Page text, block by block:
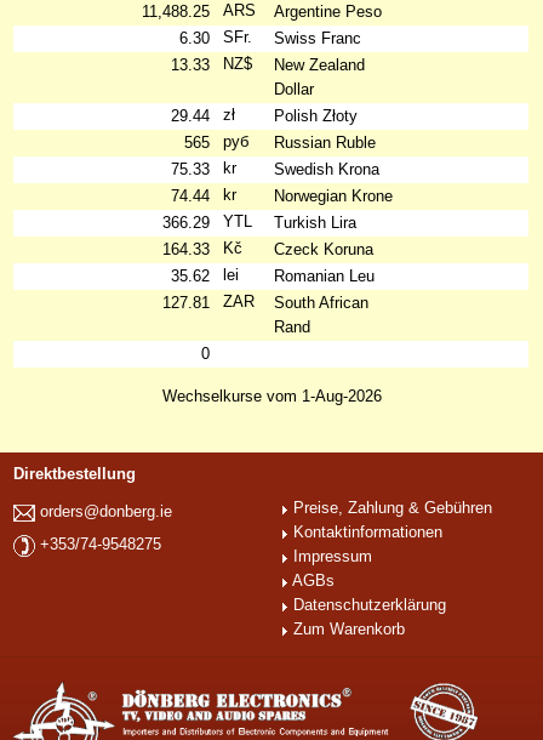
11,488.25
ARS
Argentine Peso
6.30
SFr.
Swiss Franc
13.33
NZ$
New Zealand
Dollar
29.44
zł
Polish Złoty
565
руб
Russian Ruble
75.33
kr
Swedish Krona
74.44
kr
Norwegian Krone
366.29
YTL
Turkish Lira
164.33
Kč
Czeck Koruna
35.62
lei
Romanian Leu
127.81
ZAR
South African
Rand
0
Wechselkurse vom 1-Aug-2026
Direktbestellung
orders@donberg.ie
+353/74-9548275
Preise, Zahlung & Gebühren
Kontaktinformationen
Impressum
AGBs
Datenschutzerklärung
Zum Warenkorb